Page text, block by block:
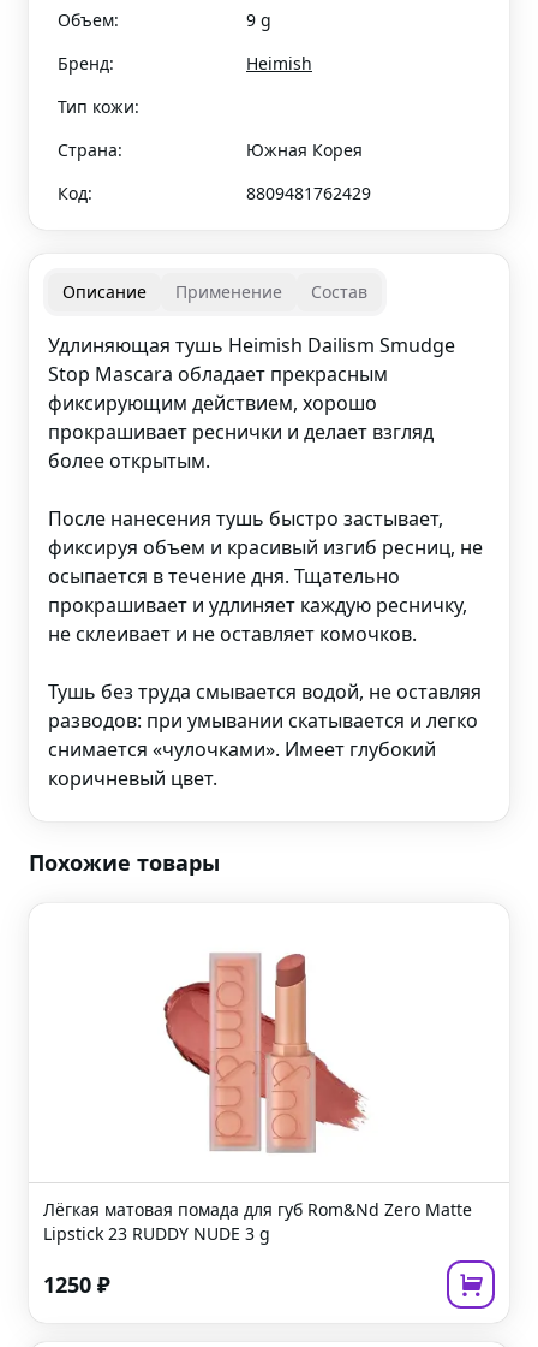
Объем:
9 g
Бренд:
Heimish
Тип кожи:
Страна:
Южная Корея
Код:
8809481762429
Описание Применение Состав
Удлиняющая тушь Heimish Dailism Smudge
Stop Mascara обладает прекрасным
фиксирующим действием, хорошо
прокрашивает реснички и делает взгляд
более открытым.
После нанесения тушь быстро застывает,
фиксируя объем и красивый изгиб ресниц, не
осыпается в течение дня. Тщательно
прокрашивает и удлиняет каждую ресничку,
не склеивает и не оставляет комочков.
Тушь без труда смывается водой, не оставляя
разводов: при умывании скатывается и легко
снимается «чулочками». Имеет глубокий
коричневый цвет.
Похожие товары
Лёгкая матовая помада для губ Rom&Nd Zero Matte
Lipstick 23 RUDDY NUDE 3 g
1250 ₽